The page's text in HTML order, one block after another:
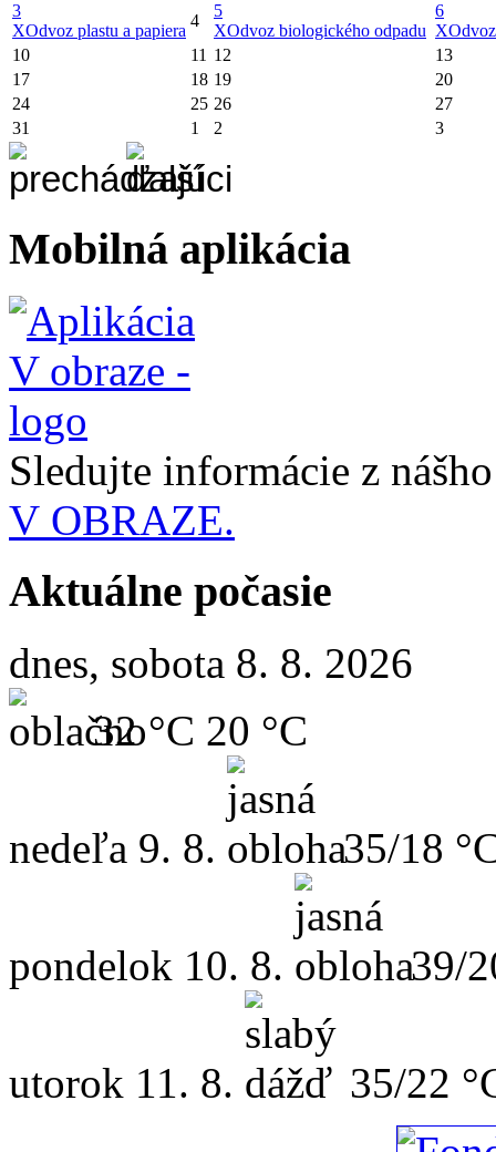
3
XOdvoz plastu a papiera
4
5
XOdvoz biologického odpadu
6
X
10
11 12
13
17
18 19
20
24
25 26
27
31
1 2 3
Mobilná aplikácia
Sledujte informácie z
V OBRAZE.
Aktuálne počasie
dnes, sobota 8. 8. 2026
32 °C 20 °C
nedeľa 9. 8. 35/18
pondelok 10. 8. 39/
utorok 11. 8. 35/22